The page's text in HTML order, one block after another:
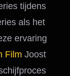
tijdens
als het
ervaring
Film Joost